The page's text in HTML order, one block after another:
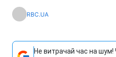
RBC.UA
Не витрачай час на шум!